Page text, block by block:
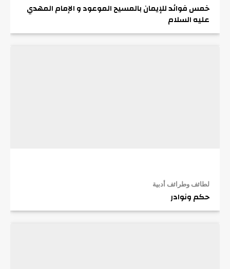
خمس فوائد للإيمان بالمسيح الموعود و الإمام المهدي
عليه السلام
لطائف وطرائف أدبية
حكم ونوادر